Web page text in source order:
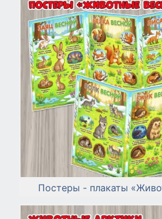
Постеры - плакаты